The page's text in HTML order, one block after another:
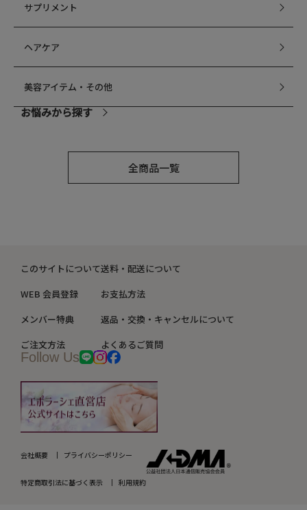
サプリメント
ヘアケア
美容アイテム・その他
お悩みから探す
たるみ・むくみ
しわ・小じわ
肌荒れ
全商品一覧
このサイトについて
WEB 会員登録
メンバー特典
ご注文方法
送料・配送について
お支払方法
返品・交換・キャンセルについて
よくあるご質問
Follow Us
会社概要 プライバシーポリシー
特定商取引法に基づく表示 利用規約